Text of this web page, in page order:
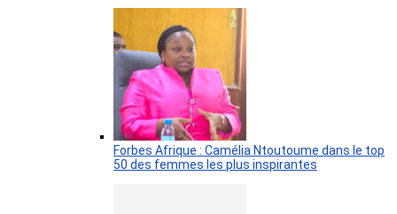
Forbes Afrique : Camélia Ntoutoume dans le top
50 des femmes les plus inspirantes